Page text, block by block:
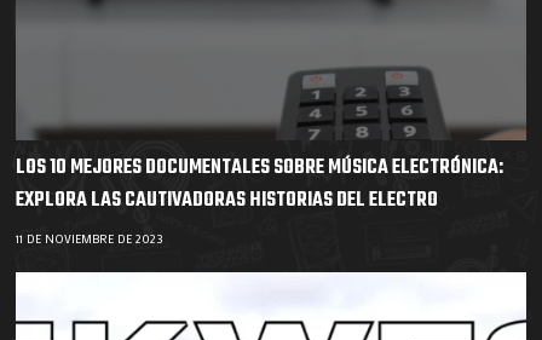
LOS 10 MEJORES DOCUMENTALES SOBRE MÚSICA ELECTRÓNICA:
EXPLORA LAS CAUTIVADORAS HISTORIAS DEL ELECTRO
11 DE NOVIEMBRE DE 2023